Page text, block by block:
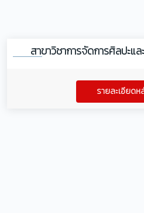
สาขาวิชาการจัดการศิลปะ
รายละเอียด